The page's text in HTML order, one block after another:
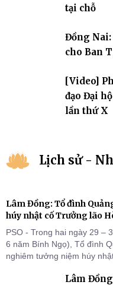
tại chỗ
Đồng
cho Ban
[Video]
đạo Đại
lần thứ X
Lịch sử -
Lâm Đồng: Tổ đình
húy nhật cố Trưởng lão
PSO - Trong hai ngày 29 –
6 năm Bính Ngọ), Tổ đình
nghiêm tưởng niệm húy
Chư Tôn đức Tăng Ni,
Lâm